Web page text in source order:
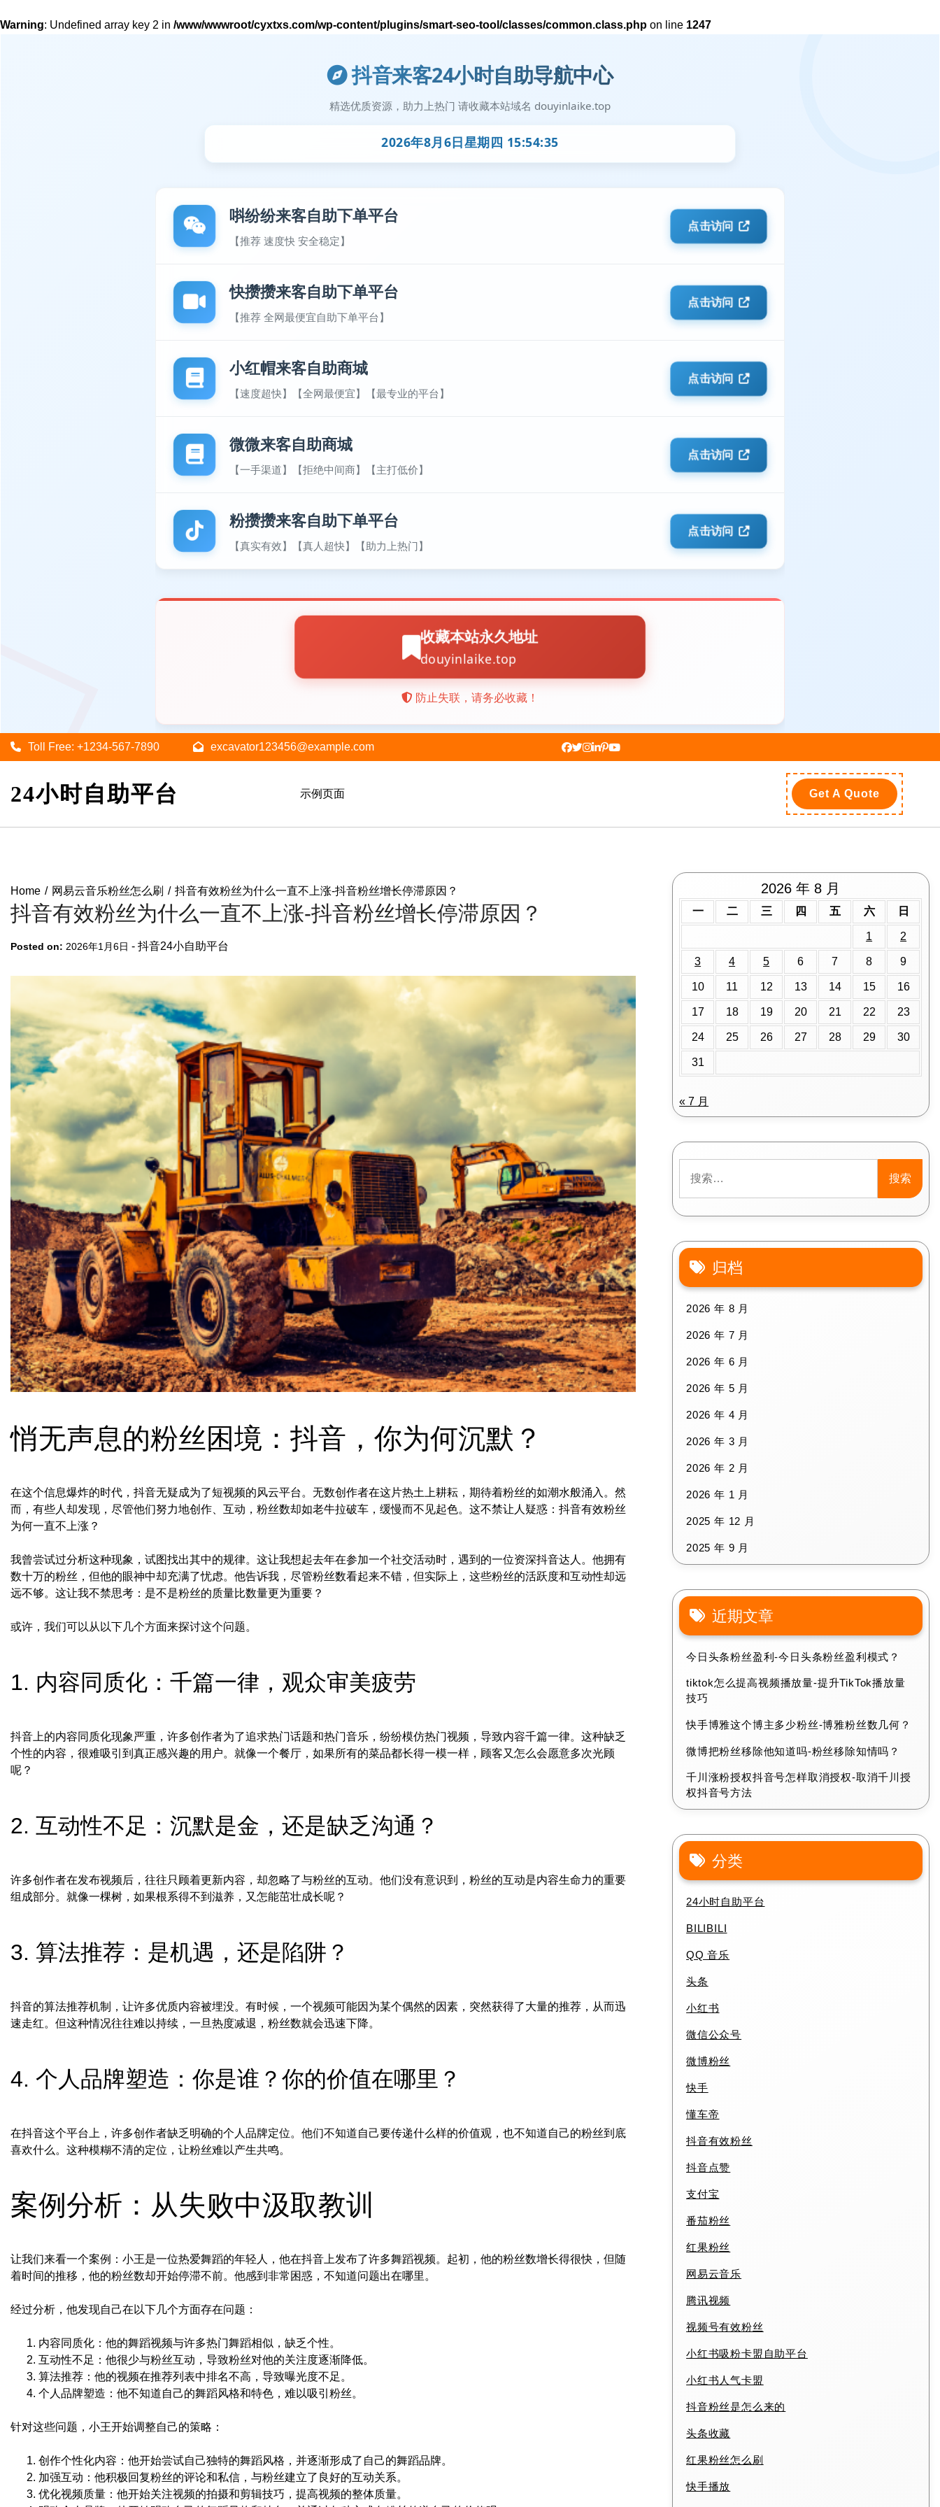
Warning: Undefined array key 2 in /www/wwwroot/cyxtxs.com/wp-content/plugins/smart-seo-tool/classes/common.class.php on line 1247
Skip
Toll Free: +1234-567-7890 excavator123456@example.com
24小时自助平台 示例页面 Get A Quote
Home 网易云音乐粉丝怎么刷 抖音有效粉丝为什么一直不上涨-抖音粉丝增长停滞原因？
抖音有效粉丝为什么一直不上涨-抖音粉丝增长停滞原因？
Posted on: 2026年1月6日 - 抖音24小自助平台
悄无声息的粉丝困境：抖音，你为何沉默？
在这个信息爆炸的时代，抖音无疑成为了短视频的风云平台。无数创作者在这片热土上耕耘，期待着粉丝的如潮水般涌入。然
而，有些人却发现，尽管他们努力地创作、互动，粉丝数却如老牛拉破车，缓慢而不见起色。这不禁让人疑惑：抖音有效粉丝
为何一直不上涨？
我曾尝试过分析这种现象，试图找出其中的规律。这让我想起去年在参加一个社交活动时，遇到的一位资深抖音达人。他拥有
数十万的粉丝，但他的眼神中却充满了忧虑。他告诉我，尽管粉丝数看起来不错，但实际上，这些粉丝的活跃度和互动性却远
远不够。这让我不禁思考：是不是粉丝的质量比数量更为重要？
或许，我们可以从以下几个方面来探讨这个问题。
1. 内容同质化：千篇一律，观众审美疲劳
抖音上的内容同质化现象严重，许多创作者为了追求热门话题和热门音乐，纷纷模仿热门视频，导致内容千篇一律。这种缺乏
个性的内容，很难吸引到真正感兴趣的用户。就像一个餐厅，如果所有的菜品都长得一模一样，顾客又怎么会愿意多次光顾
呢？
2. 互动性不足：沉默是金，还是缺乏沟通？
许多创作者在发布视频后，往往只顾着更新内容，却忽略了与粉丝的互动。他们没有意识到，粉丝的互动是内容生命力的重要
组成部分。就像一棵树，如果根系得不到滋养，又怎能茁壮成长呢？
3. 算法推荐：是机遇，还是陷阱？
抖音的算法推荐机制，让许多优质内容被埋没。有时候，一个视频可能因为某个偶然的因素，突然获得了大量的推荐，从而迅
速走红。但这种情况往往难以持续，一旦热度减退，粉丝数就会迅速下降。
4. 个人品牌塑造：你是谁？你的价值在哪里？
在抖音这个平台上，许多创作者缺乏明确的个人品牌定位。他们不知道自己要传递什么样的价值观，也不知道自己的粉丝到底
喜欢什么。这种模糊不清的定位，让粉丝难以产生共鸣。
案例分析：从失败中汲取教训
让我们来看一个案例：小王是一位热爱舞蹈的年轻人，他在抖音上发布了许多舞蹈视频。起初，他的粉丝数增长得很快，但随
着时间的推移，他的粉丝数却开始停滞不前。他感到非常困惑，不知道问题出在哪里。
经过分析，他发现自己在以下几个方面存在问题：
内容同质化：他的舞蹈视频与许多热门舞蹈相似，缺乏个性。
互动性不足：他很少与粉丝互动，导致粉丝对他的关注度逐渐降低。
算法推荐：他的视频在推荐列表中排名不高，导致曝光度不足。
个人品牌塑造：他不知道自己的舞蹈风格和特色，难以吸引粉丝。
针对这些问题，小王开始调整自己的策略：
创作个性化内容：他开始尝试自己独特的舞蹈风格，并逐渐形成了自己的舞蹈品牌。
加强互动：他积极回复粉丝的评论和私信，与粉丝建立了良好的互动关系。
优化视频质量：他开始关注视频的拍摄和剪辑技巧，提高视频的整体质量。
2026 年 8 月
一 二 三 四 五 六 日
1 2
3 4 5 6 7 8 9
10 11 12 13 14 15 16
17 18 19 20 21 22 23
24 25 26 27 28 29 30
31
« 7 月
索：
归档
2026 年 8 月
2026 年 7 月
2026 年 6 月
2026 年 5 月
2026 年 4 月
2026 年 3 月
2026 年 2 月
2026 年 1 月
2025 年 12 月
2025 年 9 月
近期文章
今日头条粉丝盈利-今日头条粉丝盈利模式？
tiktok怎么提高视频播放量-提升TikTok播放量
技巧
快手博雅这个博主多少粉丝-博雅粉丝数几何？
微博把粉丝移除他知道吗-粉丝移除知情吗？
千川涨粉授权抖音号怎样取消授权-取消千川授
权抖音号方法
分类
24小时自助平台
BILIBILI
QQ 音乐
头条
小红书
微信公众号
微博粉丝
快手
懂车帝
抖音有效粉丝
抖音点赞
支付宝
番茄粉丝
红果粉丝
网易云音乐
腾讯视频
视频号有效粉丝
小红书吸粉卡盟自助平台
小红书人气卡盟
抖音粉丝是怎么来的
头条收藏
红果粉丝怎么刷
快手播放